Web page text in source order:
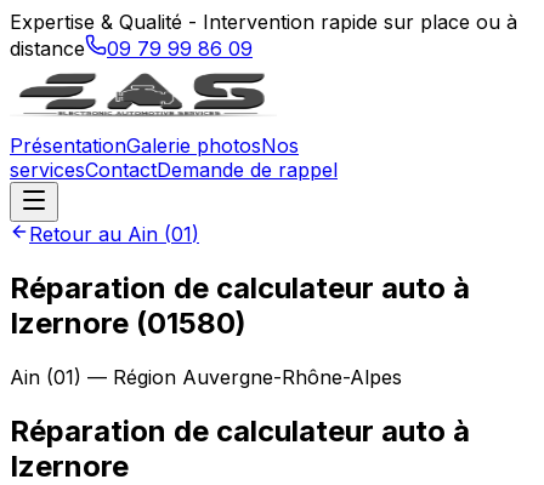
Expertise & Qualité - Intervention rapide sur place ou à
distance
09 79 99 86 09
PrésentationGalerie photosNos
servicesContactDemande de rappel
Retour au Ain (01)
Réparation de calculateur auto à
Izernore (01580)
Ain (01) — Région Auvergne-Rhône-Alpes
Réparation de calculateur auto à
Izernore